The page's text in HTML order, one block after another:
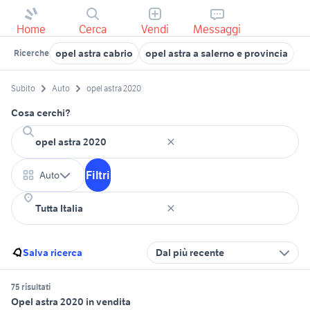
Home Cerca Vendi Messaggi
Ricerche opel astra cabrio opel astra a salerno e provincia
Subito Auto opel astra 2020
Cosa cerchi?
Auto Filtri
Salva ricerca Dal più recente
75 risultati
Opel astra 2020 in vendita